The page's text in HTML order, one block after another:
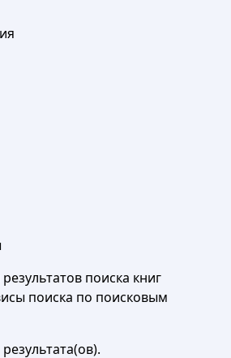
поиска книг
поиска по поисковым